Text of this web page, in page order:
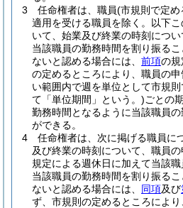
3
任命権者は、職員(市規則で定め
適用を受ける職員を除く。以下
いて、始業及び終業の時刻につ
当該職員の勤務時間を割り振る
ないと認める場合には、 前項の規
の定めるところにより、職員の
い範囲内で週を単位として市規
て「単位期間」という。)ごとの
勤務時間となるように当該職員
ができる。
4
任命権者は、次に掲げる職員に
及び終業の時刻について、職員の
規定による週休日に加えて当該
当該職員の勤務時間を割り振る
ないと認める場合には、 同項及び
ず、市規則の定めるところによ